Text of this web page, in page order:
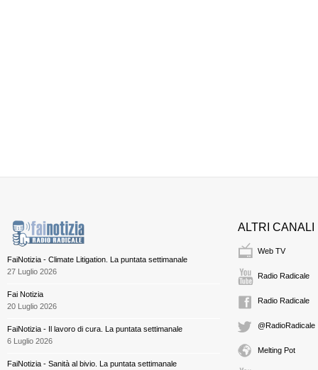
FaiNotizia - Climate Litigation. La puntata settimanale
27 Luglio 2026
Fai Notizia
20 Luglio 2026
FaiNotizia - Il lavoro di cura. La puntata settimanale
6 Luglio 2026
FaiNotizia - Sanità al bivio. La puntata settimanale
ALTRI CANALI
Web TV
Radio Radicale
Radio Radicale
@RadioRadicale
Melting Pot